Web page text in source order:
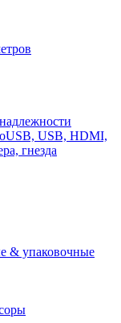
USB, HDMI,
гнезда
& упаковочные